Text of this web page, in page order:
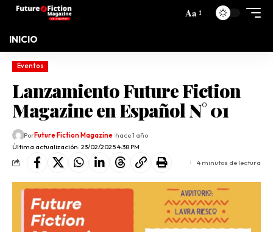
Aa
INICIO
Eventos
Lanzamiento Future Fiction
Magazine en Español N° 01
Última actualización: 23/02/2025 4:38 PM
PorFuture Fiction Magazine hace 1 año
4 minutos de lectura